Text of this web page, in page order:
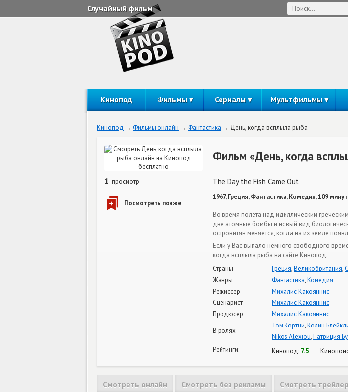
Случайный фильм
Кинопод Фильмы Сериалы Мультфильмы
Кинопод Фильмы онлайн Фантастика День, когда всплыла рыба
1 просмотр
Фильм «День, когда
The Day the Fish Came Out
1967, Греция, Фантастика, Комедия, 109 минут
Во время полета над идиллическим
две атомные бомбы и новый вид
островитян меняется, когда на их земле
Если у Вас выпало немного свободного
когда всплыла рыба на сайте Кинопод.
Страны
Греция,Великобритания,
Жанры
Фантастика,Комедия
Режиссер
Михалис Какояннис
Сценарист
Михалис Какояннис
Продюсер
Михалис Какояннис
В ролях
Том Кортни,Колин
Nikos Alexiou,Патриция
Рейтинги:
Кинопод: 7.5
Смотреть онлайн Смотреть без рекламы Смотреть трейлер